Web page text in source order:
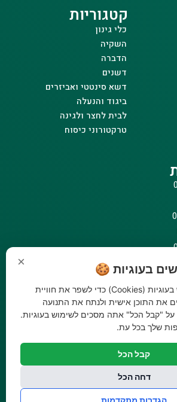
קטגוריות
כלי גינון
השקיה
הדברה
דשנים
דשא סינטטי ואביזרים
ביגוד והנעלה
לבית לחצר ולגינה
טרקטורוני כיסוח
עלות משלוח עד הבית 29.90 ₪, משלוח חינם בקניה מעל
× בעוגיות 🍪
האתר שלנו משתמש בעוגיות (Cookies) כדי לשפר את חוויית
את התוכן אישית ולנתח את התנועה
על "קבל הכל" אתה מסכים לשימוש בעוגיות.
שלך בכל עת.
קבל הכל
דחה הכל
הגדרות מתקדמות